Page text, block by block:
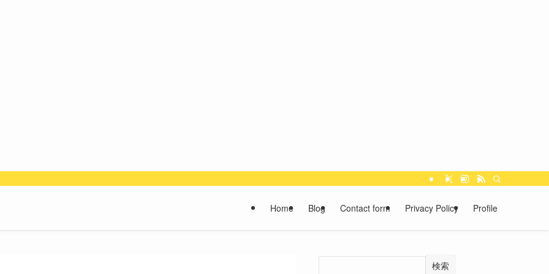
Home Blog Contact form Privacy Policy Profile
検索